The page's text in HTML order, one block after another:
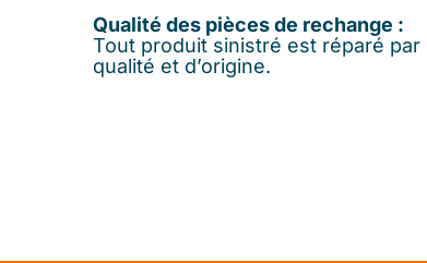
Qualité des pièces de rechange :
Tout produit sinistré est réparé
qualité et d’origine.